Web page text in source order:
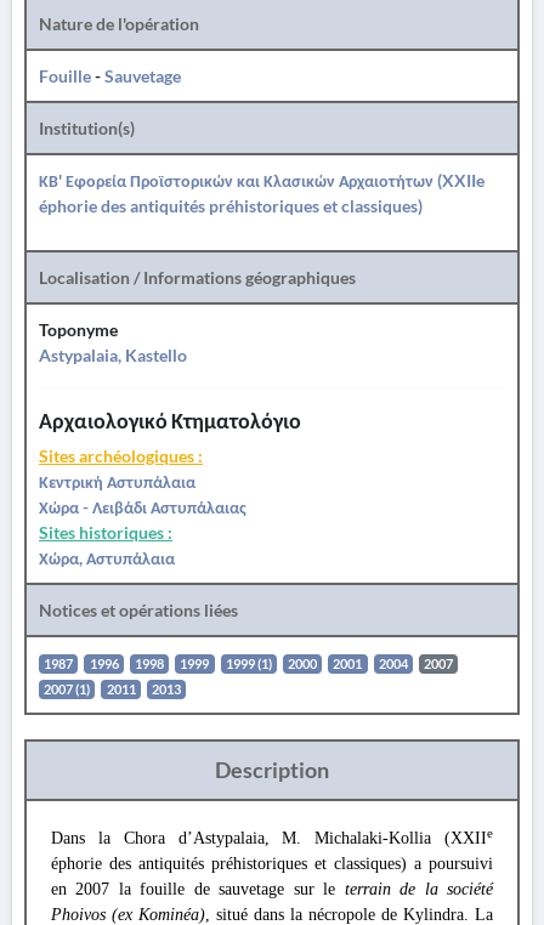
Nature de l'opération
Fouille-Sauvetage
Institution(s)
ΚΒ' Εφορεία Προϊστορικών και Κλασικών Αρχαιοτήτων (XXIIe
éphorie des antiquités préhistoriques et classiques)
Localisation / Informations géographiques
Toponyme
Astypalaia, Kastello
Αρχαιολογικό Κτηματολόγιο
Sites archéologiques :
Κεντρική Αστυπάλαια
Χώρα - Λειβάδι Αστυπάλαιας
Sites historiques :
Χώρα, Αστυπάλαια
Notices et opérations liées
1987 1996 1998 1999 1999 (1) 2000 2001 2004
2007
2007 (1)
2011 2013
Description
Dans la Chora d’Astypalaia, M. Michalaki-Kollia (XXIIe
éphorie des antiquités préhistoriques et classiques) a poursuivi
en 2007 la fouille de sauvetage sur le terrain de la société
Phoivos (ex Kominéa), situé dans la nécropole de Kylindra. La